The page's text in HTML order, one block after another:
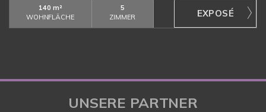
140 m²
WOHNFLÄCHE
5
ZIMMER
UNSERE PARTNER